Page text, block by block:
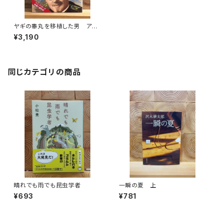
ヤギの睾丸を移植した男 アメ
リカで最も危険な詐欺師ブリン
クリーの天才人生
¥3,190
同じカテゴリの商品
晴れでも雨でも昆虫学者
¥693
一瞬の夏 上
¥781